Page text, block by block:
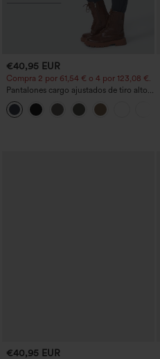
€40,95 EUR
Compra 2 por 61,54 € o 4 por 123,08 €.
Pantalones cargo ajustados de tiro alto
con múltiples bolsillos y cremallera con
botones
€40,95 EUR